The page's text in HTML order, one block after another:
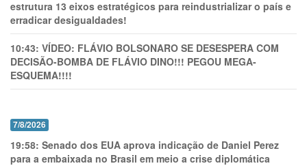
estrutura 13 eixos estratégicos para reindustrializar o país e
erradicar desigualdades!
10:43: VÍDEO: FLÁVIO BOLSONARO SE DESESPERA COM
DECISÃO-BOMBA DE FLÁVIO DINO!!! PEGOU MEGA-
ESQUEMA!!!!
7/8/2026
19:58: Senado dos EUA aprova indicação de Daniel Perez
para a embaixada no Brasil em meio a crise diplomática